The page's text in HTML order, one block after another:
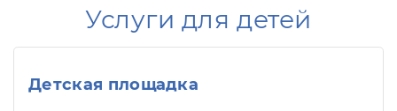
Услуги для детей
Детская площадка